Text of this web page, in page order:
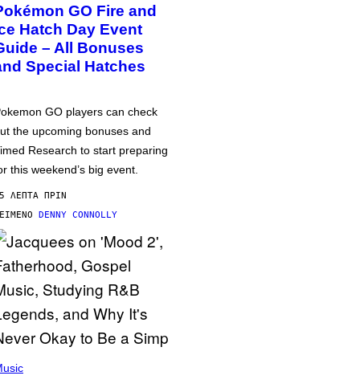
GO Fire and
Hatch Day Event
– All Bonuses
Special Hatches
GO players can check
the upcoming bonuses and
Research to start preparing
this weekend’s big event.
ΛΕΠΤΆ ΠΡΙΝ
DENNY CONNOLLY